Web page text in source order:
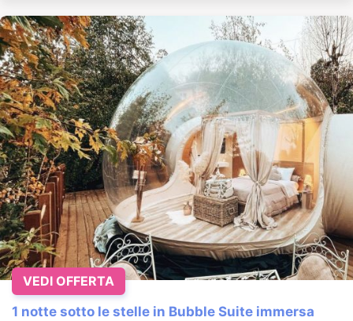
1 notte sotto le stelle in Bubble Suite immersa
VEDI OFFERTA